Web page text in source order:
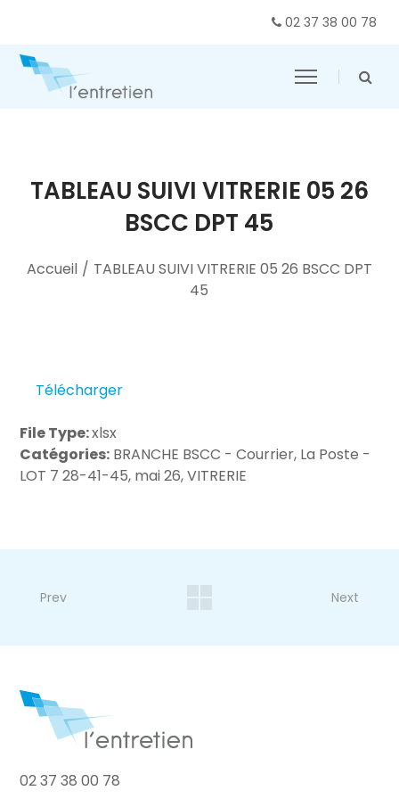
02 37 38 00 78
TABLEAU SUIVI VITRERIE 05 26
BSCC DPT 45
Accueil / TABLEAU SUIVI VITRERIE 05 26 BSCC DPT
45
Télécharger
File Type:xlsx
Catégories: BRANCHE BSCC - Courrier, La Poste -
LOT 7 28-41-45, mai 26, VITRERIE
Prev Next
02 37 38 00 78